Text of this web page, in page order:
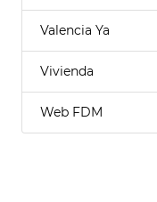
Valencia Ya
Vivienda
Web FDM